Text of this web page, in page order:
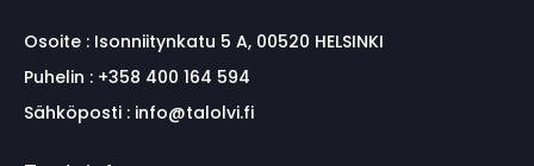
Osoite : Isonniitynkatu 5 A, 00520 HELSINKI
Puhelin : +358 400 164 594
Sähköposti : info@talolvi.fi